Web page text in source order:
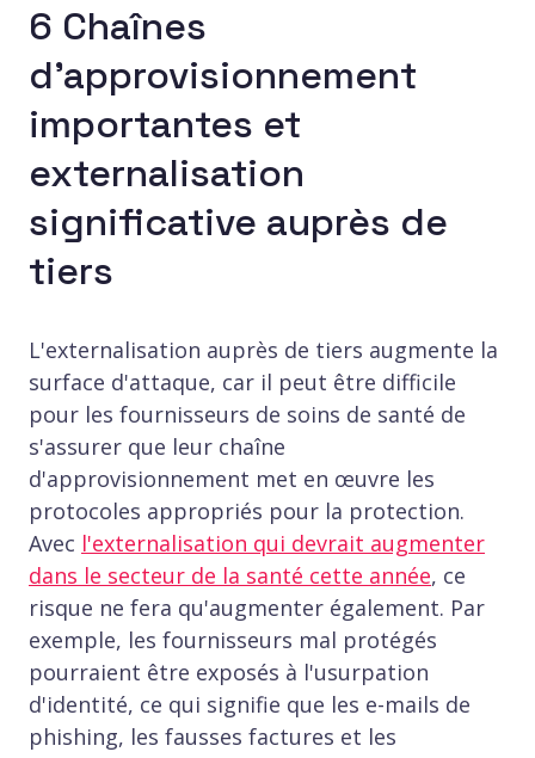
6 Chaînes
d'approvisionnement
importantes et
externalisation
significative auprès de
tiers
L'externalisation auprès de tiers augmente la
surface d'attaque, car il peut être difficile
pour les fournisseurs de soins de santé de
s'assurer que leur chaîne
d'approvisionnement met en œuvre les
protocoles appropriés pour la protection.
Avec l'externalisation qui devrait augmenter
dans le secteur de la santé cette année, ce
risque ne fera qu'augmenter également. Par
exemple, les fournisseurs mal protégés
pourraient être exposés à l'usurpation
d'identité, ce qui signifie que les e-mails de
phishing, les fausses factures et les